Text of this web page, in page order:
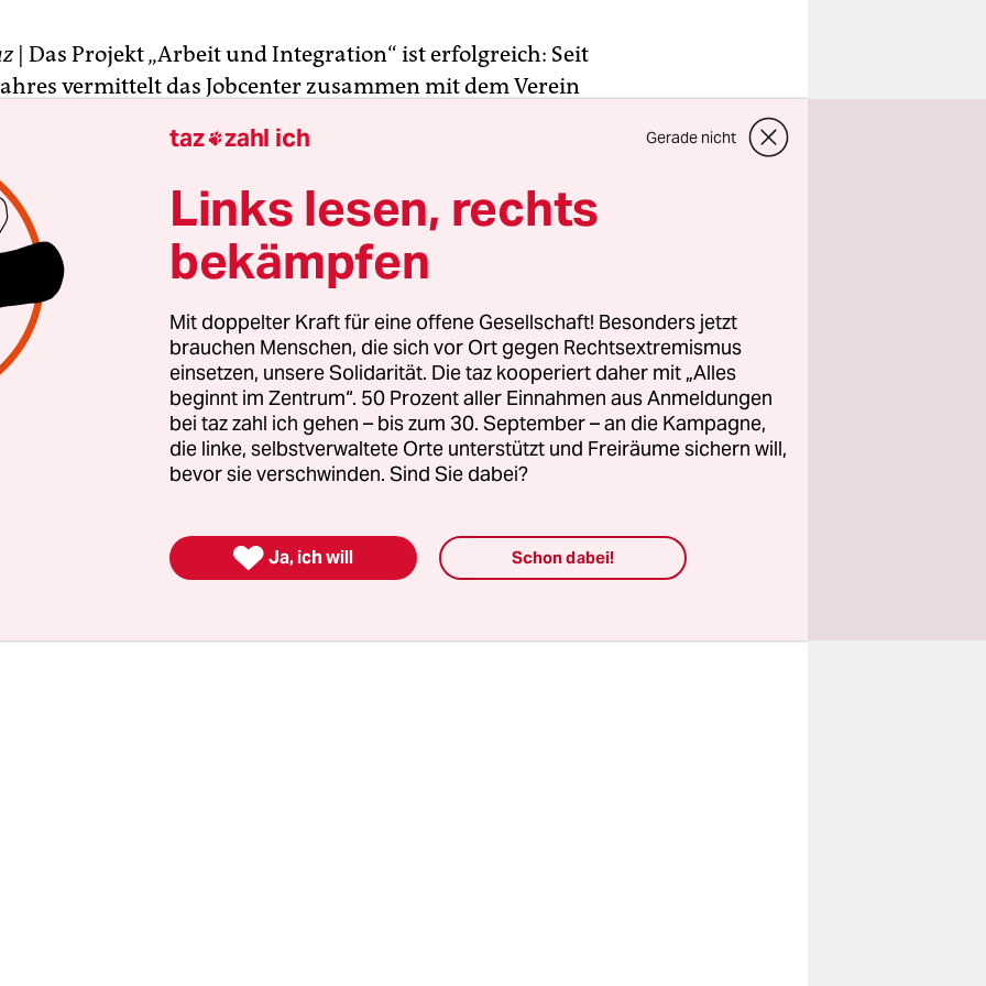
| Das Projekt „Arbeit und Integration“ ist erfolgreich: Seit
vermittelt das Jobcenter zusammen mit dem Verein
Ein-Euro-Jobs an Geflüchtete mit abgeschlossenem
So sollen sie nicht nur an den Arbeitsmarkt gewöhnt
vor allem die deutsche Sprache lernen. „Die
sind hochmotiviert“, sagt Susanne Ahlers,
des Jobcenters Bremen.
Woche veröffentlichten Studie des Bundesamts
und Flüchtlinge (BAMF) hatten 90 Prozent der
keine Deutschkenntnisse, als sie nach Deutschland
18 Prozent der Befragten, die weniger als zwei Jahre in
leben, würden ihre Sprachkenntnisse als gut oder sehr
teilgenommen. Und 41 Prozent der Geflüchteten hätten
beansprucht.
taz zahl ich Gerade nicht
Links lesen, rechts
bekämpfen
Mit doppelter Kraft für eine offene Gesellschaft! Besonders jetzt
brauchen Menschen, die sich vor Ort gegen Rechtsextremismus
einsetzen, unsere Solidarität. Die taz kooperiert daher mit „Alles
beginnt im Zentrum“. 50 Prozent aller Einnahmen aus Anmeldungen
bei taz zahl ich gehen – bis zum 30. September – an die Kampagne,
die linke, selbstverwaltete Orte unterstützt und Freiräume sichern will,
bevor sie verschwinden. Sind Sie dabei?
 Ja, ich will Schon dabei!